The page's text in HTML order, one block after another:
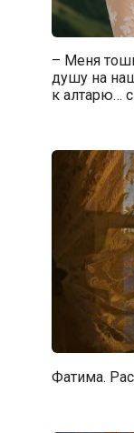
– Меня
душу на
к алтарю…
Фатима.